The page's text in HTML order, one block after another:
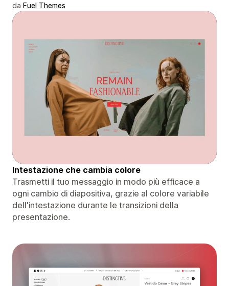
da Fuel Themes
Intestazione che cambia colore
Trasmetti il ​​tuo messaggio in modo più efficace a
ogni cambio di diapositiva, grazie al colore variabile
dell'intestazione durante le transizioni della
presentazione.